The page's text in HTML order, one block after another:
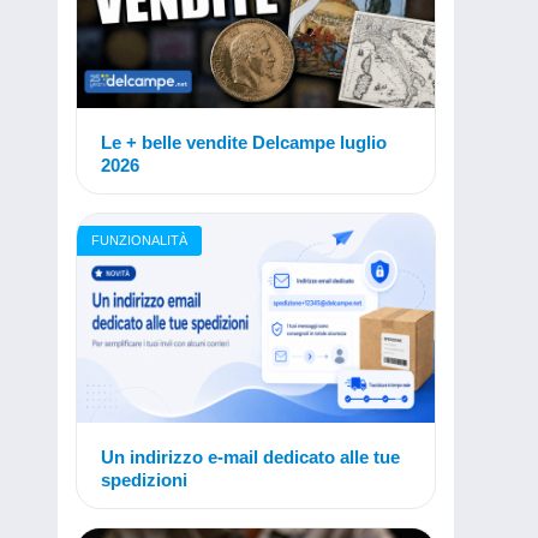
Le + belle vendite Delcampe luglio
2026
FUNZIONALITÀ
Un indirizzo e-mail dedicato alle tue
spedizioni